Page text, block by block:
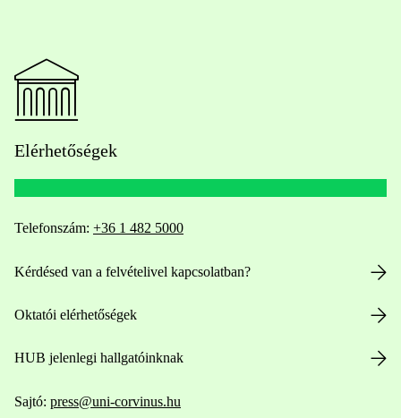
Elérhetőségek
Telefonszám: +36 1 482 5000
Kérdésed van a felvételivel kapcsolatban?
Oktatói elérhetőségek
HUB jelenlegi hallgatóinknak
Sajtó: press@uni-corvinus.hu